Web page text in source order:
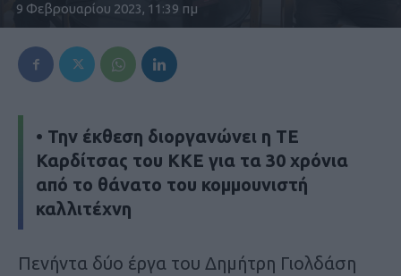
9 Φεβρουαρίου 2023, 11:39 πμ
• Την έκθεση διοργανώνει η ΤΕ
Καρδίτσας του ΚΚΕ για τα 30 χρόνια
από το θάνατο του κομμουνιστή
καλλιτέχνη
Πενήντα δύο έργα του Δημήτρη Γιολδάση